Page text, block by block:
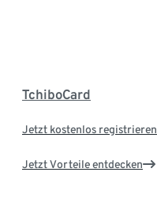
TchiboCard
Jetzt kostenlos registrieren
Jetzt Vorteile entdecken